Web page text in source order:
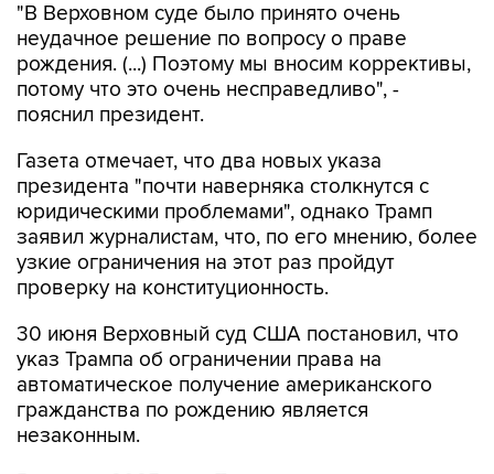
"В Верховном суде было принято очень
неудачное решение по вопросу о праве
рождения. (...) Поэтому мы вносим коррективы,
потому что это очень несправедливо", -
пояснил президент.
Газета отмечает, что два новых указа
президента "почти наверняка столкнутся с
юридическими проблемами", однако Трамп
заявил журналистам, что, по его мнению, более
узкие ограничения на этот раз пройдут
проверку на конституционность.
30 июня Верховный суд США постановил, что
указ Трампа об ограничении права на
автоматическое получение американского
гражданства по рождению является
незаконным.